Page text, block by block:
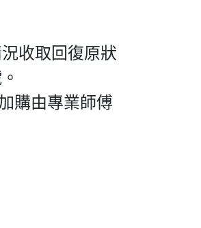
收取回復原狀
購由專業師傅